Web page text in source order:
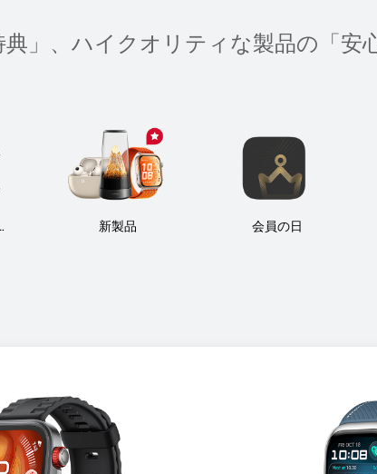
」、ハイクオリティな製品の「安
新製品 会員の日